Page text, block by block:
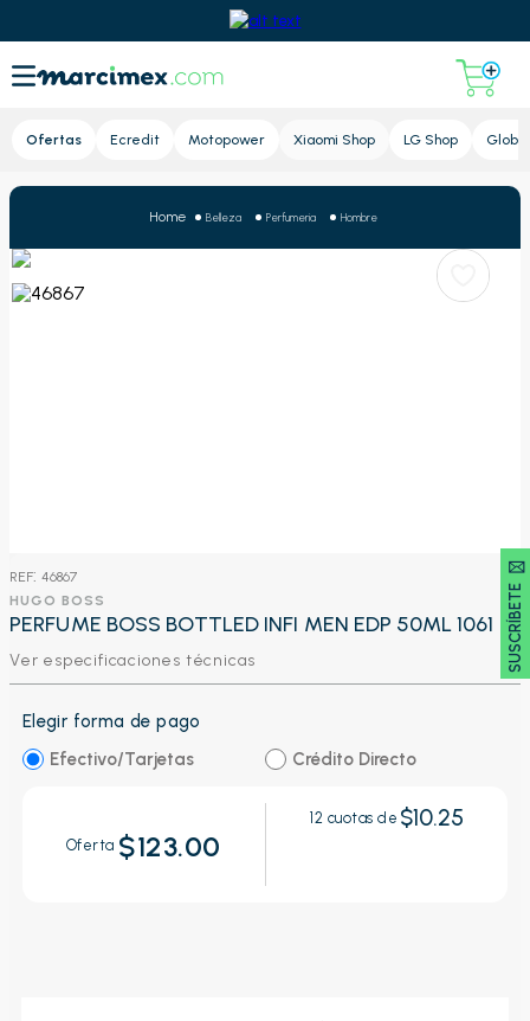
Ofertas Ecredit Motopower Xiaomi Shop LG Shop Global
SUSCRÍBETE 🖂
Belleza Perfumeria Hombre
: 46867
HUGO BOSS
PERFUME BOSS BOTTLED INFI MEN EDP 50ML 1061
Ver especificaciones técnicas
Elegir forma de pago
Efectivo/Tarjetas
Crédito Directo
Oferta $123.00
12 cuotas de $10.25